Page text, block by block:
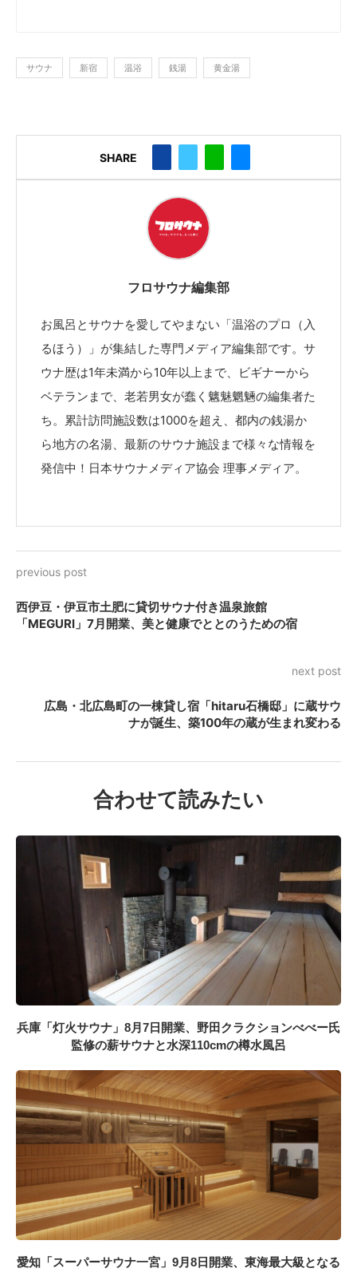
サウナ 新宿 温浴 銭湯 黄金湯
SHARE
フロサウナ編集部
お風呂とサウナを愛してやまない「温浴のプロ（入
るほう）」が集結した専門メディア編集部です。サ
ウナ歴は1年未満から10年以上まで、ビギナーから
ベテランまで、老若男女が蠢く魑魅魍魎の編集者た
ち。累計訪問施設数は1000を超え、都内の銭湯か
ら地方の名湯、最新のサウナ施設まで様々な情報を
発信中！日本サウナメディア協会 理事メディア。
previous post
西伊豆・伊豆市土肥に貸切サウナ付き温泉旅館
「MEGURI」7月開業、美と健康でととのうための宿
next post
広島・北広島町の一棟貸し宿「hitaru石橋邸」に蔵サウ
ナが誕生、築100年の蔵が生まれ変わる
合わせて読みたい
兵庫「灯火サウナ」8月7日開業、野田クラクションべべー氏
監修の薪サウナと水深110cmの樽水風呂
愛知「スーパーサウナ一宮」9月8日開業、東海最大級となる